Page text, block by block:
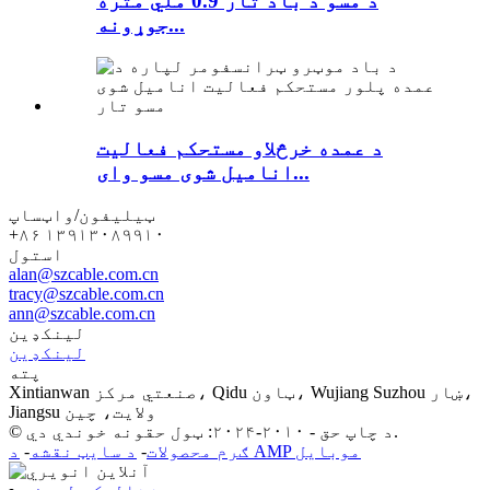
جوړونه...
د عمده خرڅلاو مستحکم فعالیت
انامیل شوی مسو وای...
ټیلیفون/واټساپ
+۸۶ ۱۳۹۱۳۰۸۹۹۱۰
استول
alan@szcable.com.cn
tracy@szcable.com.cn
ann@szcable.com.cn
لینکډین
لینکډین
پته
Xintianwan صنعتي مرکز، Qidu ټاون، Wujiang Suzhou ښار،
Jiangsu ولايت، چين
© د چاپ حق - ۲۰۱۰-۲۰۲۴: ټول حقونه خوندي دي.
ګرم محصولات- د سایټ نقشه- د AMP موبایل